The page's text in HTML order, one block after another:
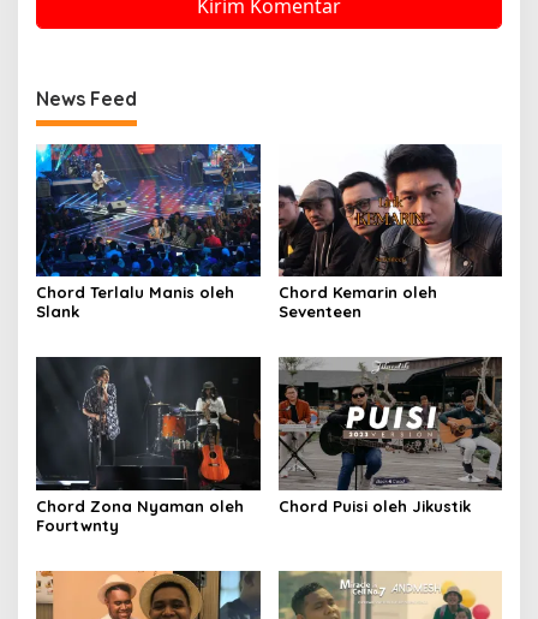
News Feed
Chord Terlalu Manis oleh
Slank
Chord Kemarin oleh
Seventeen
Chord Zona Nyaman oleh
Fourtwnty
Chord Puisi oleh Jikustik